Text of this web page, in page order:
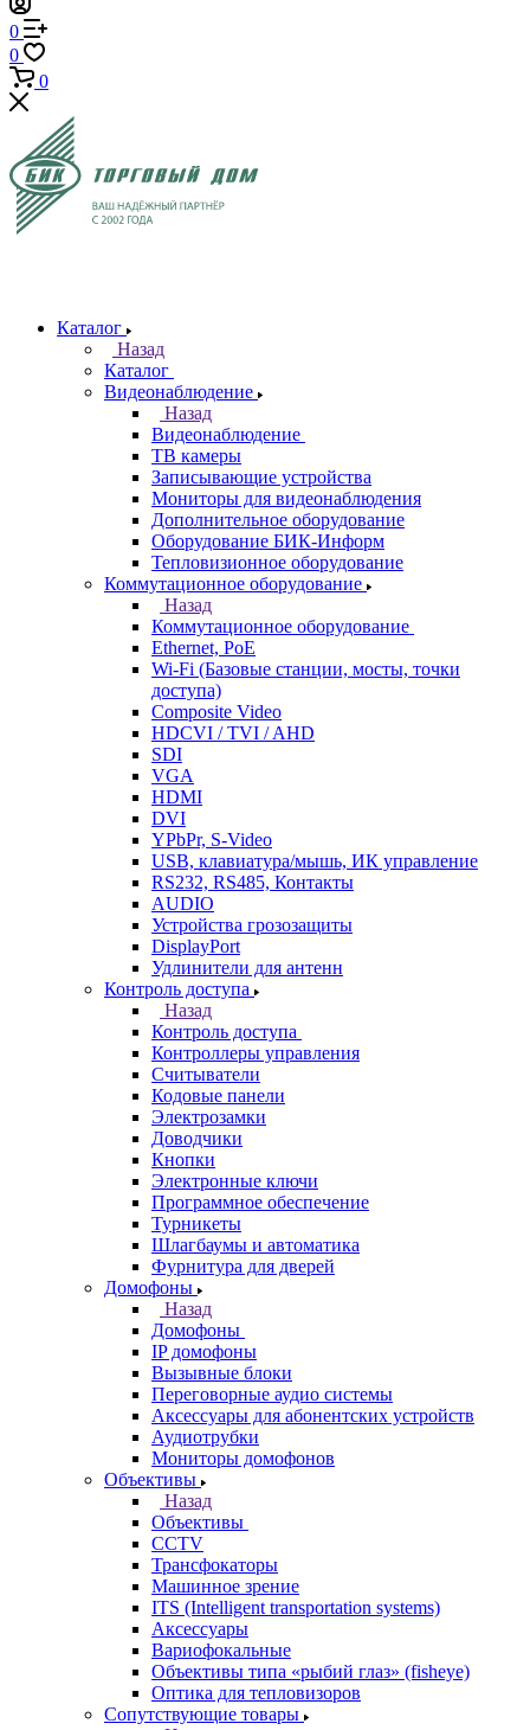
0
0
0
Каталог
Назад
Каталог
Видеонаблюдение
Назад
Видеонаблюдение
ТВ камеры
Записывающие устройства
Мониторы для видеонаблюдения
Дополнительное оборудование
Оборудование БИК-Информ
Тепловизионное оборудование
Коммутационное оборудование
Назад
Коммутационное оборудование
Ethernet, PoE
Wi-Fi (Базовые станции, мосты, точки
доступа)
Composite Video
HDCVI / TVI / AHD
SDI
VGA
HDMI
DVI
YPbPr, S-Video
USB, клавиатура/мышь, ИК управление
RS232, RS485, Контакты
AUDIO
Устройства грозозащиты
DisplayPort
Удлинители для антенн
Контроль доступа
Назад
Контроль доступа
Контроллеры управления
Считыватели
Кодовые панели
Электрозамки
Доводчики
Кнопки
Электронные ключи
Программное обеспечение
Турникеты
Шлагбаумы и автоматика
Фурнитура для дверей
Домофоны
Назад
Домофоны
IP домофоны
Вызывные блоки
Переговорные аудио системы
Аксессуары для абонентских устройств
Аудиотрубки
Мониторы домофонов
Объективы
Назад
Объективы
CCTV
Трансфокаторы
Машинное зрение
ITS (Intelligent transportation systems)
Аксессуары
Вариофокальные
Объективы типа «рыбий глаз» (fisheye)
Оптика для тепловизоров
Сопутствующие товары